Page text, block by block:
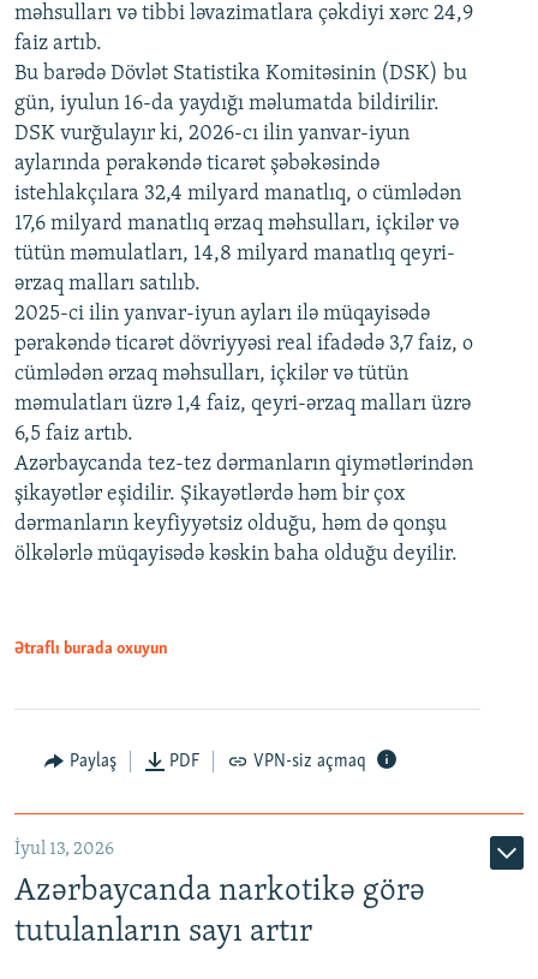
Auto 240p 360p 480p
720p 1080p
480p
720p
1080p
məhsulları və tibbi ləvazimatlara çəkdiyi xərc 24,9
faiz artıb.
Bu barədə Dövlət Statistika Komitəsinin (DSK) bu
gün, iyulun 16-da yaydığı məlumatda bildirilir.
DSK vurğulayır ki, 2026-cı ilin yanvar-iyun
aylarında pərakəndə ticarət şəbəkəsində
istehlakçılara 32,4 milyard manatlıq, o cümlədən
17,6 milyard manatlıq ərzaq məhsulları, içkilər və
tütün məmulatları, 14,8 milyard manatlıq qeyri-
ərzaq malları satılıb.
2025-ci ilin yanvar-iyun ayları ilə müqayisədə
pərakəndə ticarət dövriyyəsi real ifadədə 3,7 faiz, o
cümlədən ərzaq məhsulları, içkilər və tütün
məmulatları üzrə 1,4 faiz, qeyri-ərzaq malları üzrə
6,5 faiz artıb.
Azərbaycanda tez-tez dərmanların qiymətlərindən
şikayətlər eşidilir. Şikayətlərdə həm bir çox
dərmanların keyfiyyətsiz olduğu, həm də qonşu
ölkələrlə müqayisədə kəskin baha olduğu deyilir.
Ətraflı burada oxuyun
Paylaş PDF VPN-siz açmaq
İyul 13, 2026
Azərbaycanda narkotikə görə
tutulanların sayı artır